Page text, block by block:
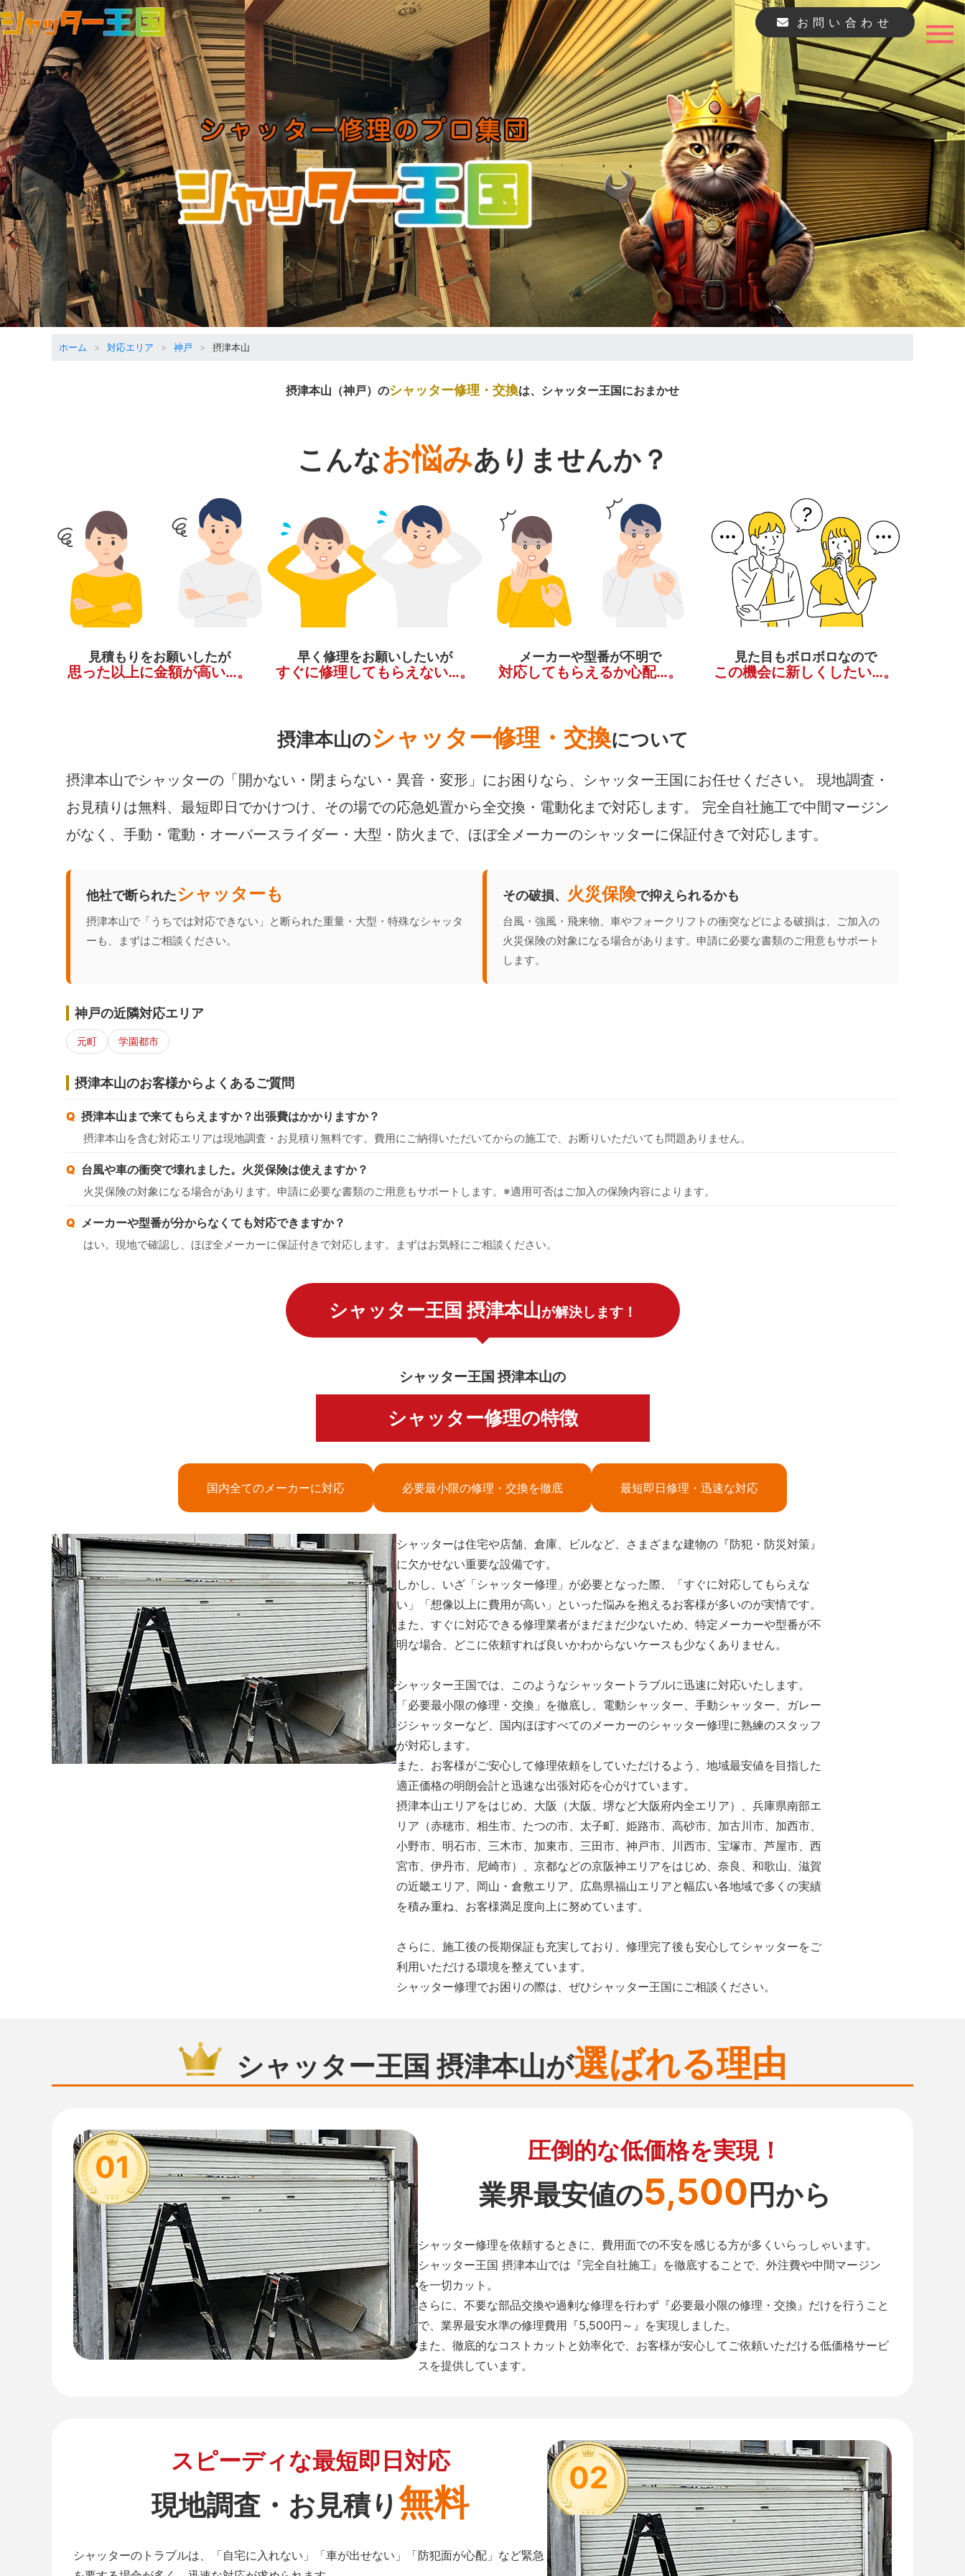
お問い合わせ
ホーム 対応エリア 神戸 摂津本山
摂津本山（神戸）のシャッター修理・交換は、シャッター王国におまかせ
こんなお悩みありませんか？
見積もりをお願いしたが
思った以上に金額が高い…。
早く修理をお願いしたいが
すぐに修理してもらえない…。
メーカーや型番が不明で
対応してもらえるか心配…。
見た目もボロボロなので
この機会に新しくしたい…。
摂津本山のシャッター修理・交換について
摂津本山でシャッターの「開かない・閉まらない・異音・変形」にお困りなら、シャッター王国にお任せください。 現地調査・
お見積りは無料、最短即日でかけつけ、その場での応急処置から全交換・電動化まで対応します。 完全自社施工で中間マージン
がなく、手動・電動・オーバースライダー・大型・防火まで、ほぼ全メーカーのシャッターに保証付きで対応します。
他社で断られたシャッターも
摂津本山で「うちでは対応できない」と断られた重量・大型・特殊なシャッタ
ーも、まずはご相談ください。
その破損、 火災保険で抑えられるかも
台風・強風・飛来物、車やフォークリフトの衝突などによる破損は、ご加入の
火災保険の対象になる場合があります。申請に必要な書類のご用意もサポート
します。
神戸の近隣対応エリア
元町 学園都市
摂津本山のお客様からよくあるご質問
摂津本山まで来てもらえますか？出張費はかかりますか？
摂津本山を含む対応エリアは現地調査・お見積り無料です。費用にご納得いただいてからの施工で、お断りいただいても問題ありません。
台風や車の衝突で壊れました。火災保険は使えますか？
火災保険の対象になる場合があります。申請に必要な書類のご用意もサポートします。※適用可否はご加入の保険内容によります。
メーカーや型番が分からなくても対応できますか？
はい。現地で確認し、ほぼ全メーカーに保証付きで対応します。まずはお気軽にご相談ください。
シャッター王国 摂津本山が解決します！
シャッター王国 摂津本山の
シャッター修理の特徴
国内全てのメーカーに対応 必要最小限の修理・交換を徹底 最短即日修理・迅速な対応
シャッターは住宅や店舗、倉庫、ビルなど、さまざまな建物の『防犯・防災対策』
に欠かせない重要な設備です。
しかし、いざ「シャッター修理」が必要となった際、「すぐに対応してもらえな
い」「想像以上に費用が高い」といった悩みを抱えるお客様が多いのが実情です。
また、すぐに対応できる修理業者がまだまだ少ないため、特定メーカーや型番が不
明な場合、どこに依頼すれば良いかわからないケースも少なくありません。
シャッター王国では、このようなシャッタートラブルに迅速に対応いたします。
「必要最小限の修理・交換」を徹底し、電動シャッター、手動シャッター、ガレー
ジシャッターなど、国内ほぼすべてのメーカーのシャッター修理に熟練のスタッフ
が対応します。
また、お客様がご安心して修理依頼をしていただけるよう、地域最安値を目指した
適正価格の明朗会計と迅速な出張対応を心がけています。
摂津本山エリアをはじめ、大阪（大阪、堺など大阪府内全エリア）、兵庫県南部エ
リア（赤穂市、相生市、たつの市、太子町、姫路市、高砂市、加古川市、加西市、
小野市、明石市、三木市、加東市、三田市、神戸市、川西市、宝塚市、芦屋市、西
宮市、伊丹市、尼崎市）、京都などの京阪神エリアをはじめ、奈良、和歌山、滋賀
の近畿エリア、岡山・倉敷エリア、広島県福山エリアと幅広い各地域で多くの実績
を積み重ね、お客様満足度向上に努めています。
さらに、施工後の長期保証も充実しており、修理完了後も安心してシャッターをご
利用いただける環境を整えています。
シャッター修理でお困りの際は、ぜひシャッター王国にご相談ください。
シャッター王国 摂津本山が選ばれる理由
01 圧倒的な低価格を実現！
業界最安値の5,500円から
シャッター修理を依頼するときに、費用面での不安を感じる方が多くいらっしゃいます。
シャッター王国 摂津本山では『完全自社施工』を徹底することで、外注費や中間マージン
を一切カット。
さらに、不要な部品交換や過剰な修理を行わず『必要最小限の修理・交換』だけを行うこと
で、業界最安水準の修理費用『5,500円～』を実現しました。
また、徹底的なコストカットと効率化で、お客様が安心してご依頼いただける低価格サービ
スを提供しています。
02
スピーディな最短即日対応
現地調査・お見積り無料
シャッターのトラブルは、「自宅に入れない」「車が出せない」「防犯面が心配」など緊急